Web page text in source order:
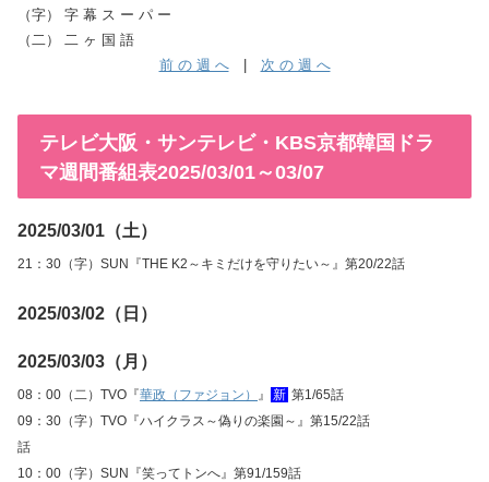
（字） 字 幕 ス ー パ ー
（二） 二 ヶ 国 語
前 の 週 へ| 次 の 週 へ
テレビ大阪・サンテレビ・KBS京都韓国ドラ
マ週間番組表2025/03/01～03/07
2025/03/01（土）
21：30（字）SUN『THE K2～キミだけを守りたい～』第20/22話
2025/03/02（日）
2025/03/03（月）
08：00（二）TVO『華政（ファジョン） 』 新 第1/65話
09：30（字）TVO『ハイクラス～偽りの楽園～』第15/22話
話
10：00（字）SUN『笑ってトンへ』第91/159話